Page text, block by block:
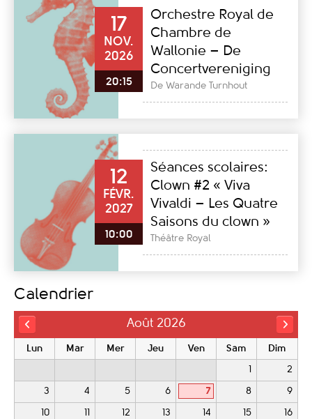
17
NOV.
2026
20:15
Orchestre Royal de
Chambre de
Wallonie – De
Concertvereniging
De Warande Turnhout
12
FÉVR.
2027
10:00
Séances scolaires:
Clown #2 « Viva
Vivaldi – Les Quatre
Saisons du clown »
Théâtre Royal
Calendrier
Août 2026
Lun Mar Mer Jeu Ven Sam Dim
2
3 4 5 6 7 8 9
10 12 13 14 15 16